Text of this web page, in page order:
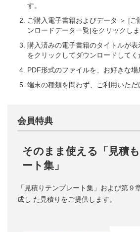
す。
ご購入電子書籍およびデータ ＞ [ご
ンロードデータ一覧]をクリックしま
購入済みの電子書籍のタイトルが
をクリックしてダウンロードしてく
PDF形式のファイルを、お好きな場
端末の種類を問わず、ご利用いただ
会員特典
そのまま使える「見積
ート集」
「見積りテンプレート集」および第９
成し た見積りをご提供します。